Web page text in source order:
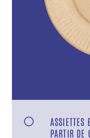
ASSIETTES
PARTIR DE